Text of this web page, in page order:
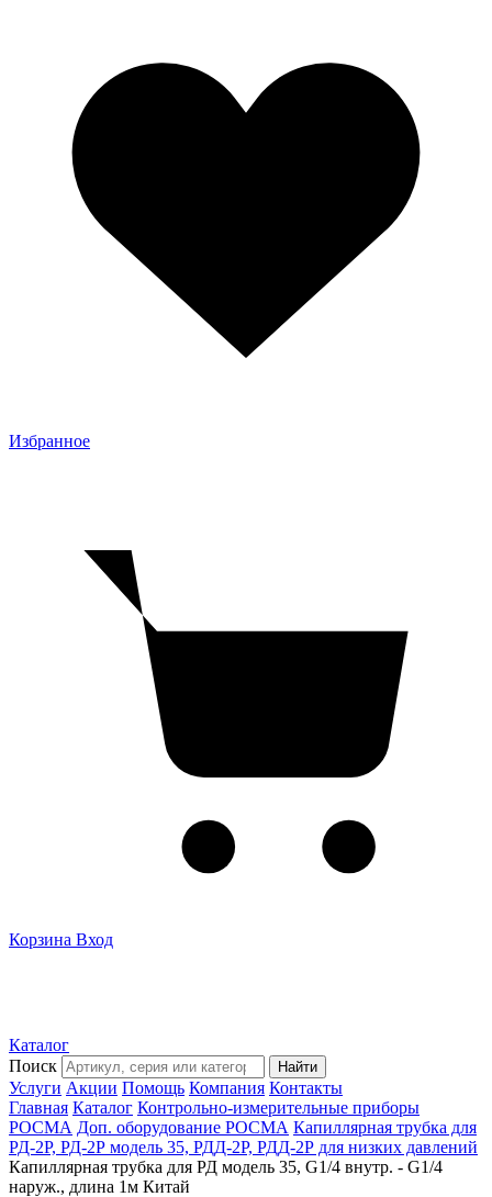
Избранное
Корзина Вход
Каталог
Поиск
Найти
Услуги Акции Помощь Компания Контакты
Главная Каталог Контрольно-измерительные приборы
РОСМА Доп. оборудование РОСМА Капиллярная трубка для
РД-2Р, РД-2Р модель 35, РДД-2Р, РДД-2Р для низких давлений
Капиллярная трубка для РД модель 35, G1/4 внутр. - G1/4
наруж., длина 1м Китай